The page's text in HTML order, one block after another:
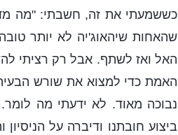
כששמעתי את זה, חשבתי: "מה
שהאחות שיהאוג'יה לא יותר
האל ואז לשתף. אבל רק רציתי
האמת כדי למצוא את שורש
נבוכה מאוד. לא ידעתי מה
ביצוע חובתנו ודיברה על